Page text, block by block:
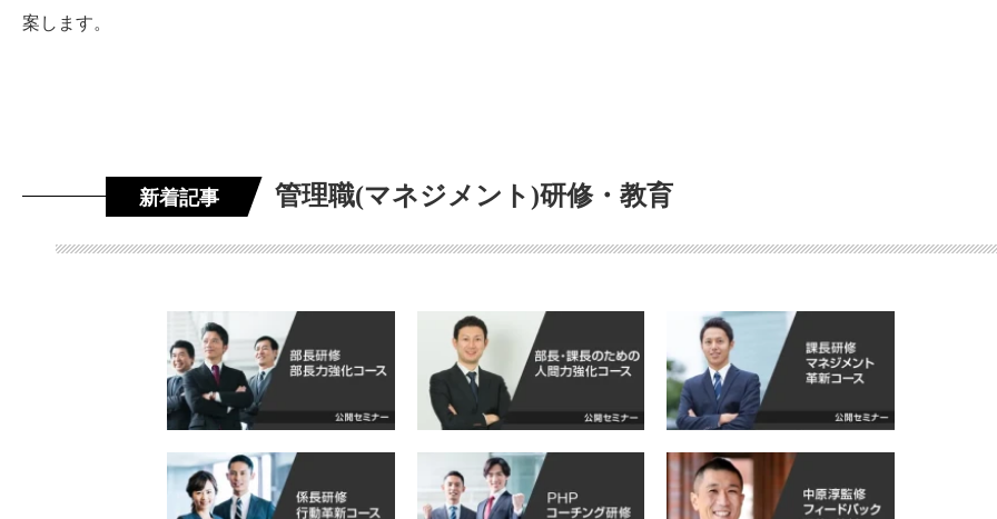
案します。
新着記事 管理職(マネジメント)研修・教育